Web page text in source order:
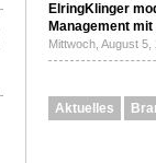
ElringKlinger
Management
Mittwoch, August
Aktuelles